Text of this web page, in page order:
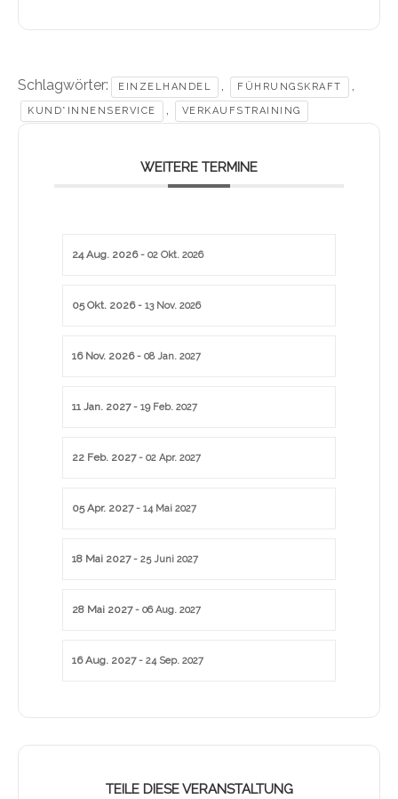
Schlagwörter: EINZELHANDEL , FÜHRUNGSKRAFT ,
KUND*INNENSERVICE , VERKAUFSTRAINING
WEITERE TERMINE
24 Aug. 2026- 02 Okt. 2026
05 Okt. 2026- 13 Nov. 2026
16 Nov. 2026- 08 Jan. 2027
11 Jan. 2027- 19 Feb. 2027
22 Feb. 2027- 02 Apr. 2027
05 Apr. 2027- 14 Mai 2027
18 Mai 2027- 25 Juni 2027
28 Mai 2027- 06 Aug. 2027
16 Aug. 2027- 24 Sep. 2027
TEILE DIESE VERANSTALTUNG